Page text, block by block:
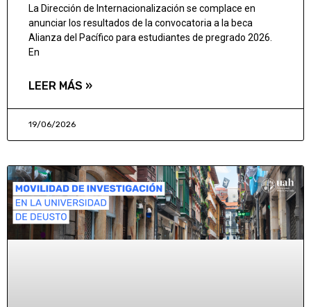
La Dirección de Internacionalización se complace en
anunciar los resultados de la convocatoria a la beca
Alianza del Pacífico para estudiantes de pregrado 2026.
En
LEER MÁS »
19/06/2026